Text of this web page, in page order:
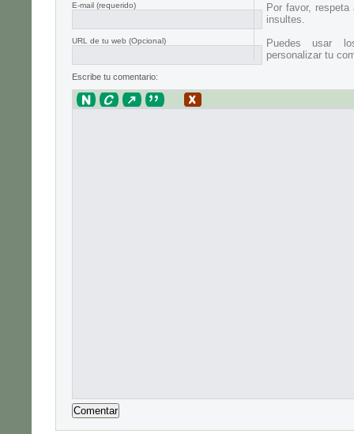
E-mail (requerido)
URL de tu web (Opcional)
Por favor,
insultes.
Puedes usar
personalizar tu
Escribe tu comentario: